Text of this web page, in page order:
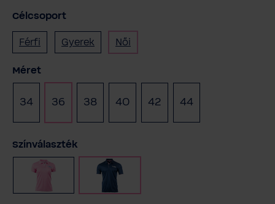
Célcsoport
Férfi Gyerek Női
Válasszon
Méret
34 36 38 40 42 44(Ez az opció
Válasszon
Színválaszték
Rózsaszín